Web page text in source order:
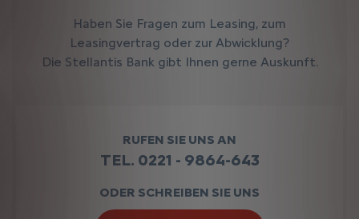
Haben Sie Fragen zum Leasing, zum
Leasingvertrag oder zur Abwicklung?
Die Stellantis Bank gibt Ihnen gerne Auskunft.
RUFEN SIE UNS AN
TEL. 0221 - 9864-643
ODER SCHREIBEN SIE UNS